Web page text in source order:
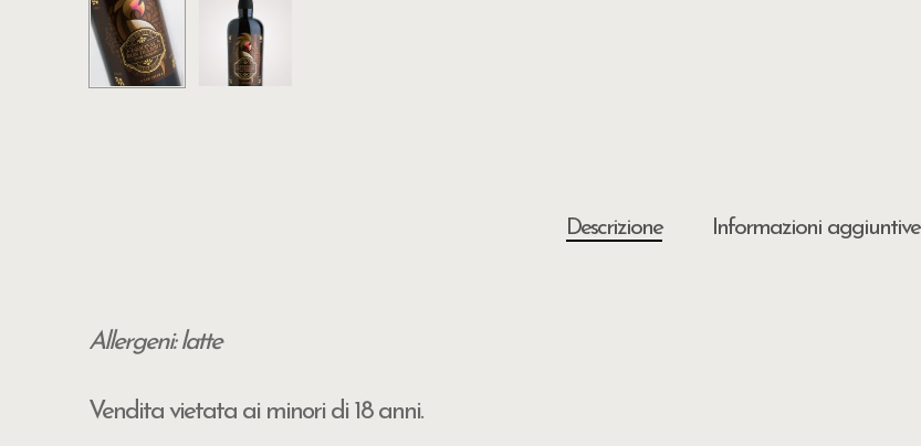
Descrizione Informazioni aggiuntive
Allergeni: latte
Vendita vietata ai minori di 18 anni.